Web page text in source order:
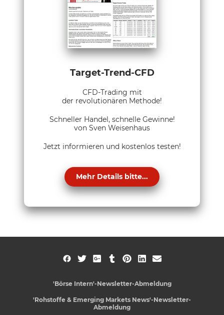
Target-Trend-CFD
CFD-Trading mit
der revolutionären Methode!
Schneller Handel, schnelle Gewinne!
von Sven Weisenhaus
Jetzt informieren und kostenlos testen!
Mehr Details bitte...
'Börse Intern'-Newsletter-Abmeldung
'Rohstoffe & Emerging Markets News'-Newsletter-
Abmeldung